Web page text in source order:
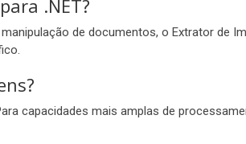
.NET?
de documentos, o Extrator de
capacidades mais amplas de